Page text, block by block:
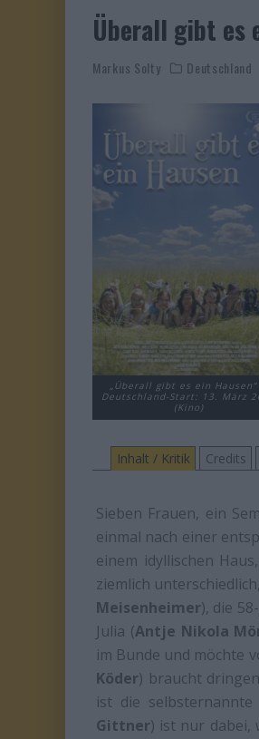
Überall gibt es
Markus Solty Deutschland
„Überall gibt es ein
Deutschland-Start: 13. März
(Kino)
Inhalt / Kritik Credits
Sieben Frauen, ein
einmal nach einer
einem idyllischen
ziemlich
Meisenheimer), die
Julia (Antje Nikola
im Bunde und möchte
Köder) braucht
ist die
Gittner) ist nur dabei,